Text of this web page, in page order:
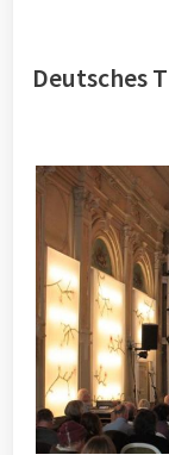
Deutsches